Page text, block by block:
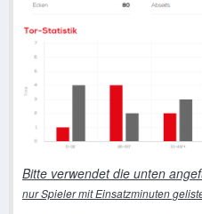
Bitte verwendet die unten
nur Spieler mit Einsatzminuten